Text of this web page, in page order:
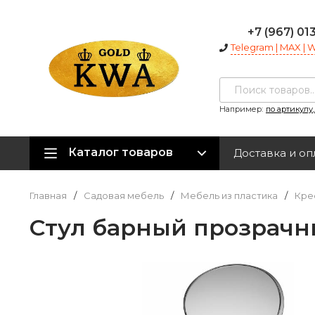
+7 (967)
Telegram | MAX |
Например: по
Каталог товаров Доставка и
Главная / Садовая мебель / Мебель из пластика /
Стул барный